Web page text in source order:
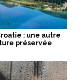
: une autre
préservée